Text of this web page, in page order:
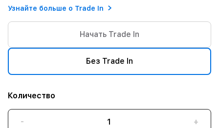
Узнайте больше о Trade In
Начать Trade In
Без Trade In
Количество
- +